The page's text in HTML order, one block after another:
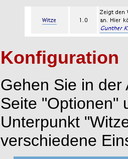
Konfiguration
Gehen Sie in der
Seite "Optionen"
Unterpunkt
verschiedene